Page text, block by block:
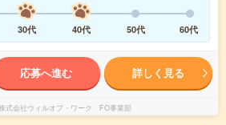
30代 40代 50代 60代
応募へ進む 詳しく見る
式会社ウィルオブ・ワーク FO事業部